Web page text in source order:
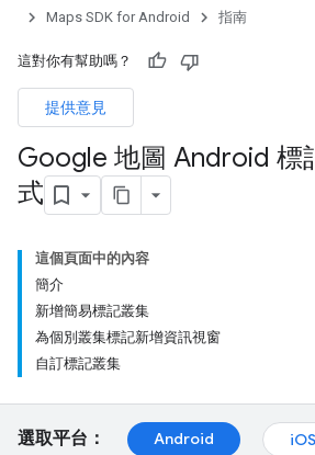
Maps SDK for Android
指南
這對你有幫助嗎？
提供意見
Google 地圖 Android 標
式
這個頁面中的內容
簡介
新增簡易標記叢集
為個別叢集標記新增資訊視窗
自訂標記叢集
選取平台： Android
iOS